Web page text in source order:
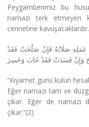
Peygamberimiz bu
namazı terk etmeyen
cennetine
عَمَلِهِ صَلَاتُهُ فَإِنْ صَلُحَتْ فَقَدْ
وَإِنْ فَسَدَتْ فَقَدْ خَابَ وَخَسِرَ
“Kıyamet günü kulun
Eğer namazı tam ve
çıkar. Eğer de namazı
çıkar.”(2)